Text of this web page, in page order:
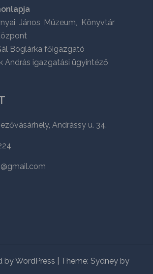
János Múzeum, Könyvtár
Boglárka főigazgató
András igazgatási ügyintéző
Andrássy u. 34.
by WordPress Theme: Sydney by